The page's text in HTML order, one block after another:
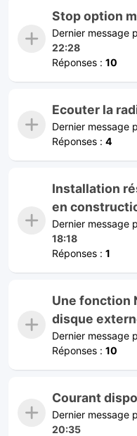
Stop option
Dernier message
22:28
Réponses : 10
Ecouter la
Dernier message
Réponses : 4
Installation
en
Dernier message
18:18
Réponses : 1
Une fonction
disque
Dernier message
Réponses : 10
Courant
Dernier message
20:35